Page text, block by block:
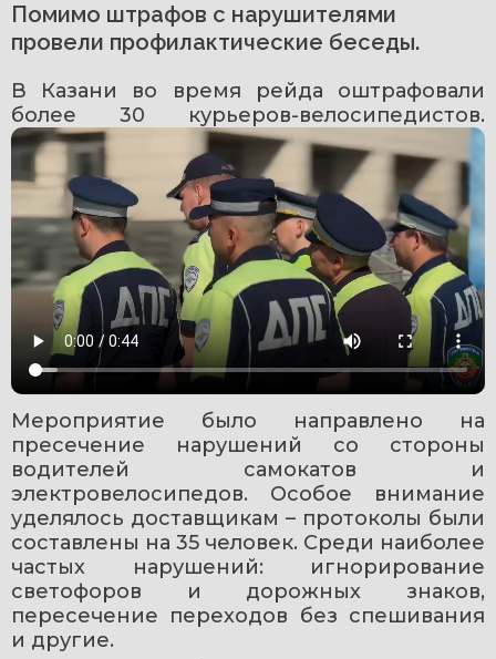
Помимо штрафов с нарушителями
провели профилактические беседы.
В Казани во время рейда оштрафовали
более 30 курьеров-велосипедистов.
Mероприятие было направлено на
пресечение нарушений со стороны
водителей самокатов и
электровелосипедов. Особое внимание
уделялось доставщикам – протоколы были
составлены на 35 человек. Среди наиболее
частых нарушений: игнорирование
светофоров и дорожных знаков,
пересечение переходов без спешивания
и другие.